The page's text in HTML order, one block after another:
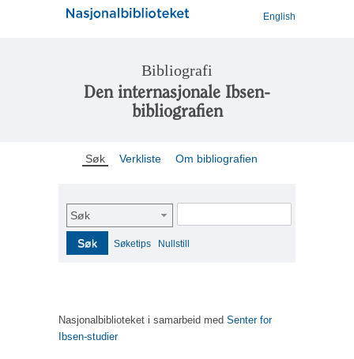
English
Bibliografi
Den internasjonale Ibsen-
bibliografien
Søk Verkliste Om bibliografien
Søk
Søk Søketips Nullstill
Nasjonalbiblioteket i samarbeid med Senter for
Ibsen-studier